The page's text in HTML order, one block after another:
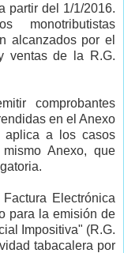
partir del 1/1/2016.
monotributistas
alcanzados por el
ventas de la R.G.
comprobantes
en el Anexo
aplica a los casos
Anexo, que
Electrónica
para la emisión de
Impositiva" (R.G.
tabacalera por